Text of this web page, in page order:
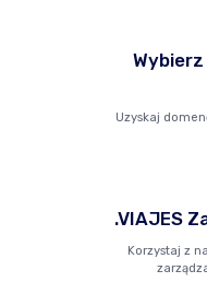
Uzyskaj
.VIAJES
Korzystaj z